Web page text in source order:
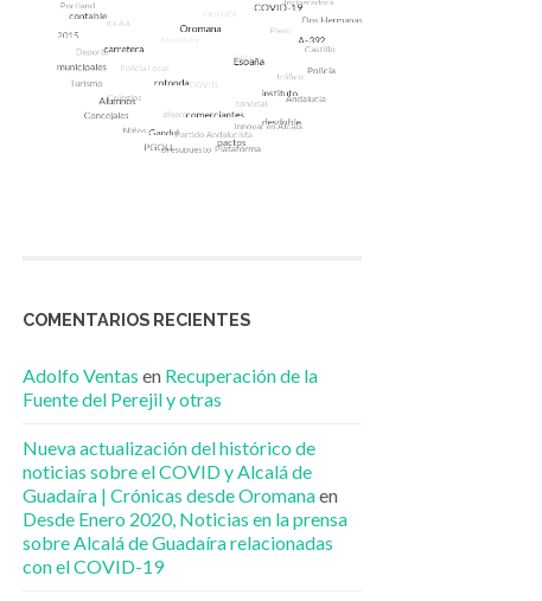
COMENTARIOS RECIENTES
Adolfo Ventas en Recuperación de la
Fuente del Perejil y otras
Nueva actualización del histórico de
noticias sobre el COVID y Alcalá de
Guadaíra | Crónicas desde Oromanaen
Desde Enero 2020, Noticias en la prensa
sobre Alcalá de Guadaíra relacionadas
con el COVID-19